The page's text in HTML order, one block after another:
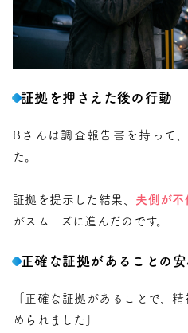
証拠を押さえた後の行動
Bさんは調査報告書を持って
た。
証拠を提示した結果、 夫側が不
がスムーズに進んだのです。
正確な証拠があることの
「正確な証拠があることで、
められました」